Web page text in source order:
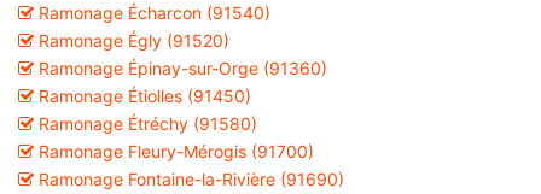
Ramonage Écharcon (91540)
Ramonage Égly (91520)
Ramonage Épinay-sur-Orge (91360)
Ramonage Étiolles (91450)
Ramonage Étréchy (91580)
Ramonage Fleury-Mérogis (91700)
Ramonage Fontaine-la-Rivière (91690)